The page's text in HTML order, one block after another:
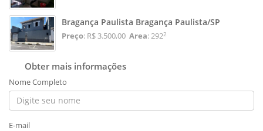
Bragança Paulista Bragança Paulista/SP
Preço: R$ 3.500,00 Area: 2922
Obter mais informações
Nome Completo
E-mail